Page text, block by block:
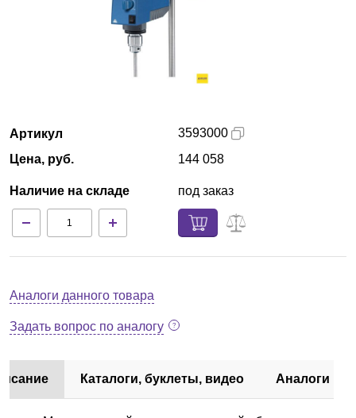
Технический сервис
Артикул
Цена, руб.
Наличие на складе
3593000
144 058
под заказ
Аналоги данного товара
Задать вопрос по аналогу
Каталоги, буклеты, видео Аналоги